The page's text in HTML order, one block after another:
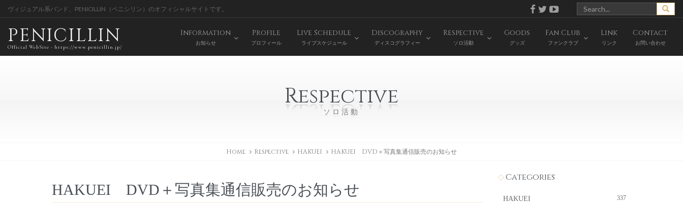
ヴィジュアル系バンド、PENICILLIN（ペニシリン）のオフィシャルサイトです。
PENICILLIN
Official WebSite - https://www.penicillin.jp/
Information
お知らせ
Profile
プロフィール
Live Schedule
ライブスケジュール
Discography
ディスコグラフィー
Respective
ソロ活動
Goods
グッズ
Fan Club
ファンクラブ
Link
リンク
Contact
お問い合わせ
Respective
ソロ活動
Home Respective HAKUEI HAKUEI DVD＋写真集通信販売のお知らせ
HAKUEI DVD＋写真集通信販売のお知らせ
Categories
HAKUEI 337